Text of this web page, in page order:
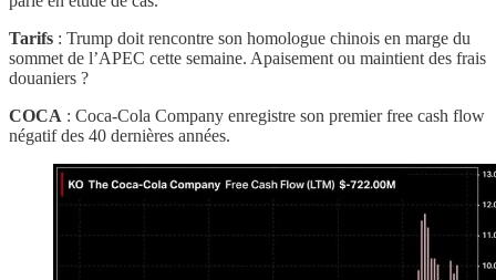
Tarifs : Trump doit rencontre son homologue chinois en marge du
sommet de l’APEC cette semaine. Apaisement ou maintient des frais
douaniers ?
COCA : Coca-Cola Company enregistre son premier free cash flow
négatif des 40 dernières années.